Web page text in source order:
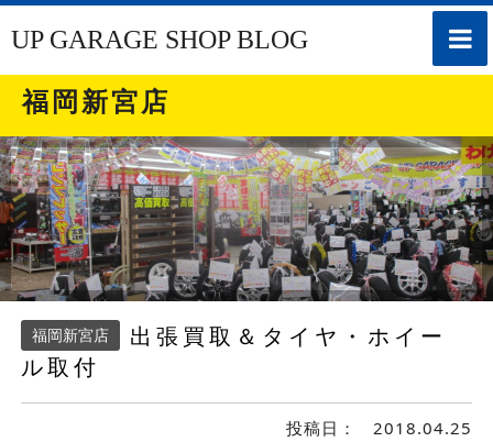
toggle
UP GARAGE SHOP BLOG
福岡新宮店
福岡新宮店
出張買取＆タイヤ・ホイー
ル取付
投稿日： 2018.04.25